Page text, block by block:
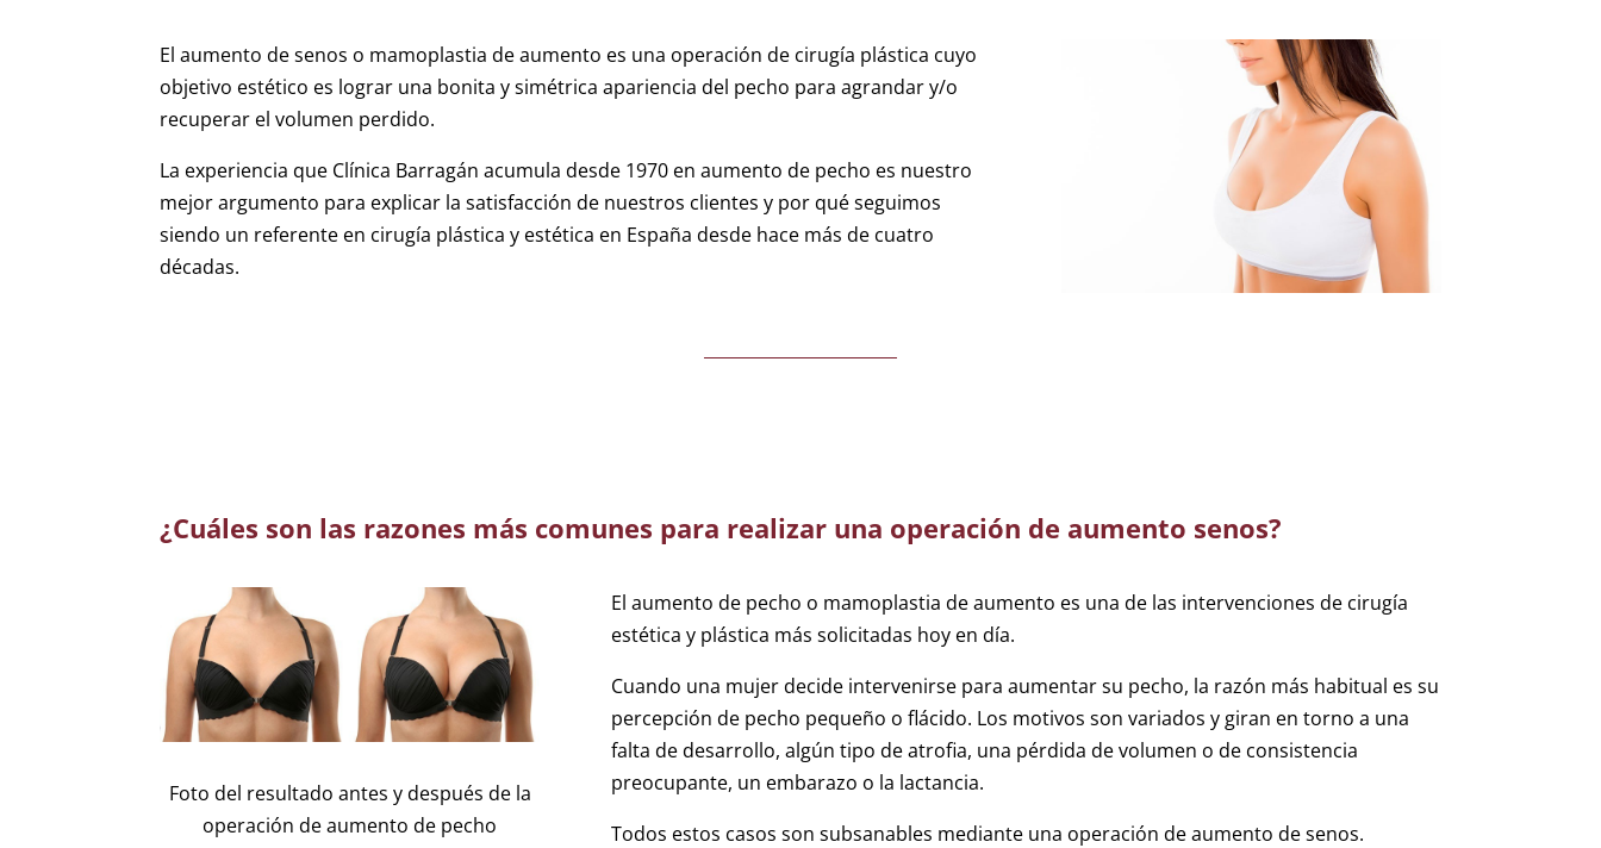
El aumento de senos o mamoplastia de aumento es una operación de cirugía plástica cuyo
objetivo estético es lograr una bonita y simétrica apariencia del pecho para agrandar y/o
recuperar el volumen perdido.
La experiencia que Clínica Barragán acumula desde 1970 en aumento de pecho es nuestro
mejor argumento para explicar la satisfacción de nuestros clientes y por qué seguimos
siendo un referente en cirugía plástica y estética en España desde hace más de cuatro
décadas.
¿Cuáles son las razones más comunes para realizar una operación de aumento senos?
Foto del resultado antes y después de la
operación de aumento de pecho
El aumento de pecho o mamoplastia de aumento es una de las intervenciones de cirugía
estética y plástica más solicitadas hoy en día.
Cuando una mujer decide intervenirse para aumentar su pecho, la razón más habitual es su
percepción de pecho pequeño o flácido. Los motivos son variados y giran en torno a una
falta de desarrollo, algún tipo de atrofia, una pérdida de volumen o de consistencia
preocupante, un embarazo o la lactancia.
Todos estos casos son subsanables mediante una operación de aumento de senos.